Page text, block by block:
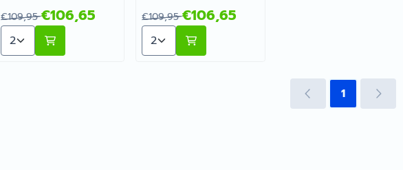
Zeer geschikt voor
verschillende
ondergronden zoals,
Van 109,95 voor 106,65
€109,95€106,65
Aantal kiezen voor Dukdalf Stoel Aspen 0649
Zeer geschikt voor
verschillende
ondergronden zoals,
Van 109,95 voor 106,65
€109,95€106,65
Aantal kiezen voor Dukdalf Stoel Aspen 4611
1